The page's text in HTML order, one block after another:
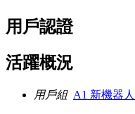
用戶認證
活躍概況
用戶組 A1 新機器人